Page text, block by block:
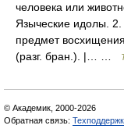
человека или
Языческие идолы. 2.
предмет
(разг. бран.). |… …
© Академик, 2000-2026
Обратная связь: